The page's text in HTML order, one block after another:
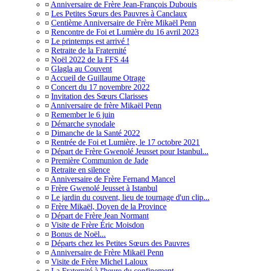
¤ Anniversaire de Frère Jean-François Dubouis
¤ Les Petites Sœurs des Pauvres à Canclaux
¤ Centième Anniversaire de Frère Mikaël Penn
¤ Rencontre de Foi et Lumière du 16 avril 2023
¤ Le printemps est arrivé !
¤ Retraite de la Fraternité
¤ Noël 2022 de la FFS 44
¤ Glagla au Couvent
¤ Accueil de Guillaume Otrage
¤ Concert du 17 novembre 2022
¤ Invitation des Sœurs Clarisses
¤ Anniversaire de frère Mikaël Penn
¤ Remember le 6 juin
¤ Démarche synodale
¤ Dimanche de la Santé 2022
¤ Rentrée de Foi et Lumière, le 17 octobre 2021
¤ Départ de Frère Gwenolé Jeusset pour Istanbul...
¤ Première Communion de Jade
¤ Retraite en silence
¤ Anniversaire de Frère Fernand Mancel
¤ Frère Gwenolé Jeusset à Istanbul
¤ Le jardin du couvent, lieu de tournage d'un clip...
¤ Frère Mikaël, Doyen de la Province
¤ Départ de Frère Jean Normant
¤ Visite de Frère Éric Moisdon
¤ Bonus de Noël...
¤ Départs chez les Petites Sœurs des Pauvres
¤ Anniversaire de Frère Mikaël Penn
¤ Visite de Frère Michel Laloux